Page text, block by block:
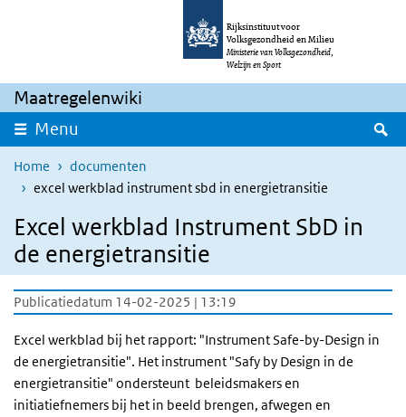
Overslaan en naar de inhoud gaan
Rijksinstituut voor
Volksgezondheid en Milieu
Ministerie van Volksgezondheid,
Welzijn en Sport
Maatregelenwiki
Menu
Home
documenten
excel werkblad instrument sbd in energietransitie
Excel werkblad Instrument SbD in
de energietransitie
Publicatiedatum 14-02-2025 | 13:19
Excel werkblad bij het rapport: "Instrument Safe-by-Design in
de energietransitie". Het instrument "Safy by Design in de
energietransitie" ondersteunt beleidsmakers en
initiatiefnemers bij het in beeld brengen, afwegen en